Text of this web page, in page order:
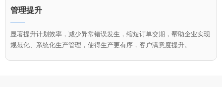
管理提升
显著提升计划效率，减少异常错误发生，缩短订单交期，帮助企业实现
规范化、系统化生产管理，使得生产更有序，客户满意度提升。